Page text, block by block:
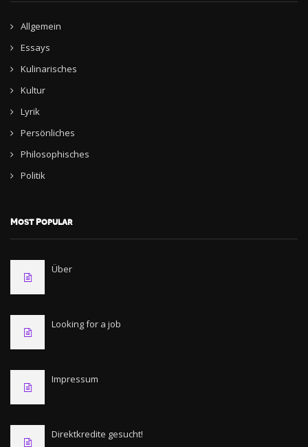
Allgemein
Essays
Kulinarisches
Kultur
Lyrik
Persönliches
Philosophisches
Politik
Most Popular
Über
Looking for a job
Impressum
Direktkredite gesucht!